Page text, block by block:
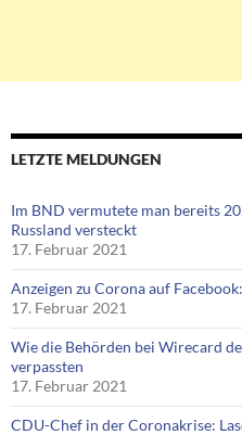
LETZTE MELDUNGEN
Im BND vermutete man bereits
Russland versteckt
17. Februar 2021
Anzeigen zu Corona auf
17. Februar 2021
Wie die Behörden bei Wirecard
verpassten
17. Februar 2021
CDU-Chef in der Coronakrise: